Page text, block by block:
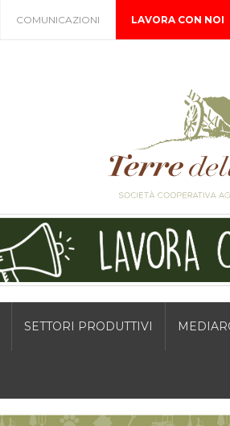
COMUNICAZIONI LAVORA CON NOI
SETTORI PRODUTTIVI